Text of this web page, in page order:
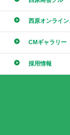
西原オンライ
CMギャラリー
採用情報